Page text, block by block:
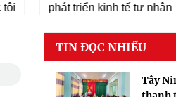
phát triển kinh tế tư nhân
TIN ĐỌC NHIỀU
Tây